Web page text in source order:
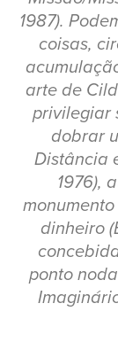
1987).
coisas,
arte de
privilegiar
dobrar
Distância
1976),
dinheiro
ponto